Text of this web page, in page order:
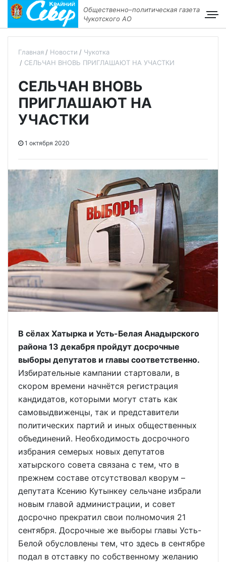
Общественно–политическая газета
Чукотского АО
Главная Новости
Чукотка
СЕЛЬЧАН ВНОВЬ ПРИГЛАШАЮТ НА УЧАСТКИ
СЕЛЬЧАН ВНОВЬ
ПРИГЛАШАЮТ НА
УЧАСТКИ
1 октября 2020
В сёлах Хатырка и Усть-Белая Анадырского
района 13 декабря пройдут досрочные
выборы депутатов и главы соответственно.
Избирательные кампании стартовали, в
скором времени начнётся регистрация
кандидатов, которыми могут стать как
самовыдвиженцы, так и представители
политических партий и иных общественных
объединений. Необходимость досрочного
избрания семерых новых депутатов
хатырского совета связана с тем, что в
прежнем составе отсутствовал кворум –
депутата Ксению Кутынкеу сельчане избрали
новым главой администрации, и совет
досрочно прекратил свои полномочия 21
сентября. Досрочные же выборы главы Усть-
Белой обусловлены тем, что здесь в сентябре
подал в отставку по собственному желанию